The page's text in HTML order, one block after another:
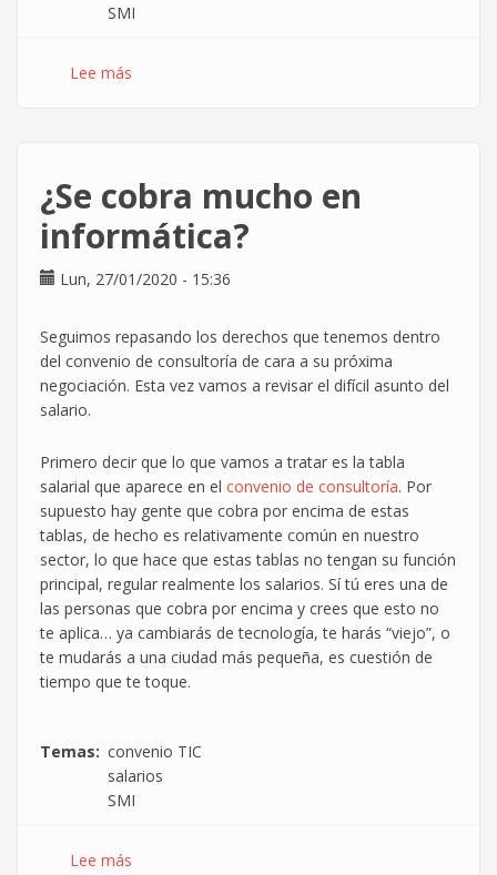
SMI
Lee más
soluciones
para
el
TIC
¿Se cobra mucho en
informática?
Lun, 27/01/2020 - 15:36
Seguimos repasando los derechos que tenemos dentro
del convenio de consultoría de cara a su próxima
negociación. Esta vez vamos a revisar el difícil asunto del
salario.
Primero decir que lo que vamos a tratar es la tabla
salarial que aparece en el convenio de consultoría. Por
supuesto hay gente que cobra por encima de estas
tablas, de hecho es relativamente común en nuestro
sector, lo que hace que estas tablas no tengan su función
principal, regular realmente los salarios. Sí tú eres una de
las personas que cobra por encima y crees que esto no
te aplica… ya cambiarás de tecnología, te harás “viejo”, o
te mudarás a una ciudad más pequeña, es cuestión de
tiempo que te toque.
Temas
convenio TIC
salarios
SMI
Lee más